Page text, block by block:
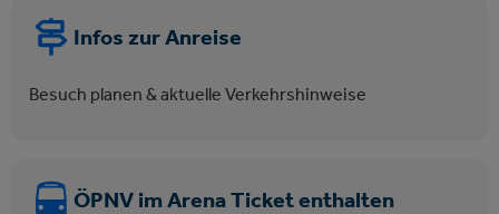
Infos zur Anreise
Besuch planen & aktuelle Verkehrshinweise
ÖPNV im Arena Ticket enthalten